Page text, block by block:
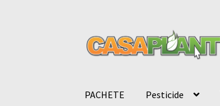
PACHETE Pesticide